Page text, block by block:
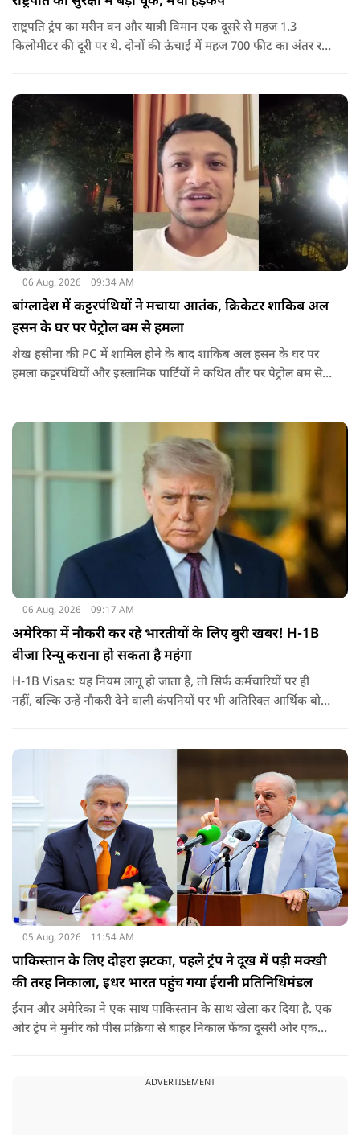
राष्ट्रपति ट्रंप का मरीन वन और यात्री विमान एक दूसरे से महज 1.3
किलोमीटर की दूरी पर थे. दोनों की ऊंचाई में महज 700 फीट का अंतर रह
06 Aug, 2026 09:34 AM
बांग्लादेश में कट्टरपंथियों ने मचाया आतंक, क्रिकेटर शाकिब अल
हसन के घर पर पेट्रोल बम से हमला
शेख हसीना की PC में शामिल होने के बाद शाकिब अल हसन के घर पर
हमला कट्टरपंथियों और इस्लामिक पार्टियों ने कथित तौर पर पेट्रोल बम से
जरिए संबोधन दिया था.
06 Aug, 2026 09:17 AM
अमेरिका में नौकरी कर रहे भारतीयों के लिए बुरी खबर! H-1B
वीजा रिन्यू कराना हो सकता है महंगा
H-1B Visas: यह नियम लागू हो जाता है, तो सिर्फ कर्मचारियों पर ही
नहीं, बल्कि उन्हें नौकरी देने वाली कंपनियों पर भी अतिरिक्त आर्थिक बोझ
वीजा का समय-समय पर नवीनीकरण कराते हैं.
05 Aug, 2026 11:54 AM
पाकिस्तान के लिए दोहरा झटका, पहले ट्रंप ने दूख में पड़ी मक्खी
की तरह निकाला, इधर भारत पहुंच गया ईरानी प्रतिनिधिमंडल
ईरान और अमेरिका ने एक साथ पाकिस्तान के साथ खेला कर दिया है. एक
ओर ट्रंप ने मुनीर को पीस प्रक्रिया से बाहर निकाल फेंका दूसरी ओर एक
ADVERTISEMENT